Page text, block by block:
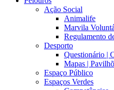
Ação Social
Animalife
Marvila
Regulamento
Desporto
Questionário |
Mapas |
Espaço Público
Espaços Verdes